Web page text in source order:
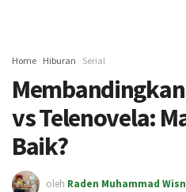
Home Hiburan Serial
vs Telenovela:
Baik?
oleh Raden Muhammad